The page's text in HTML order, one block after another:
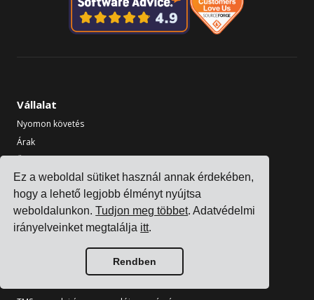
Ez a weboldal sütiket használ annak érdekében,
hogy a lehető legjobb élményt nyújtsa
weboldalunkon.Tudjon meg többet. Adatvédelmi
irányelveinket megtalálja itt.
Rendben
Vállalat
Nyomon követés
Árak
Kapcsolat
Legyen partnerünk
Iparágak
TMS elektronikai gyártók számára
TMS vegyipari gyártók számára